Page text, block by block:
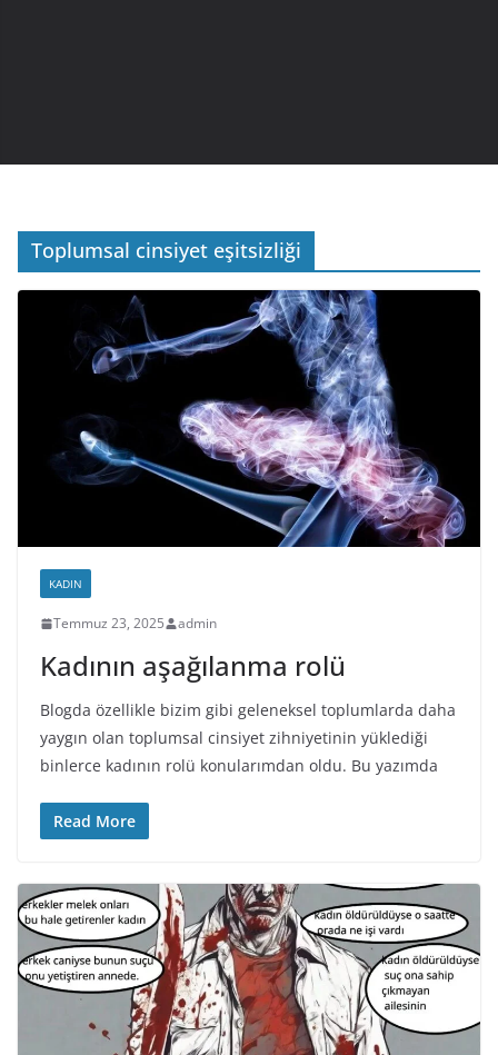
Toplumsal cinsiyet eşitsizliği
KADIN
Temmuz 23, 2025 admin
Kadının aşağılanma rolü
Blogda özellikle bizim gibi geleneksel toplumlarda daha
yaygın olan toplumsal cinsiyet zihniyetinin yüklediği
binlerce kadının rolü konularımdan oldu. Bu yazımda
Read More